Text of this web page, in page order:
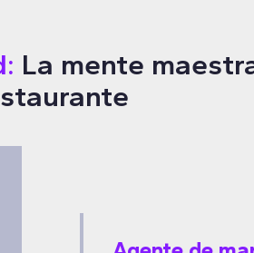
La mente